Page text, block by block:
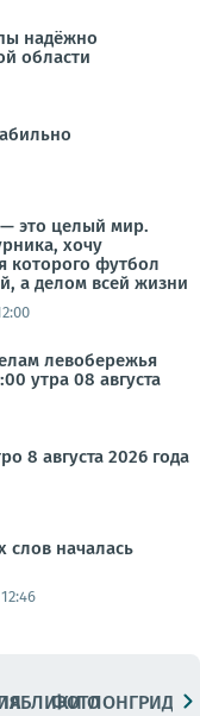
надёжно
области
это целый мир.
хочу
которого футбол
а делом всей жизни
левобережья
утра 08 августа
8 августа 2026 года
слов началась
ФОТОЛОНГРИДЫ